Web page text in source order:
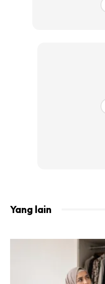
kedai ini destinasi tujuan
Yang lain